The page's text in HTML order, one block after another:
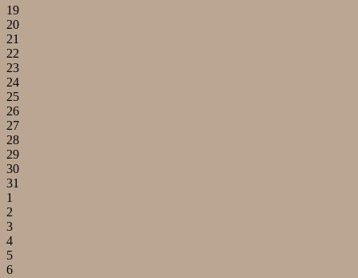
19
20
21
22
23
24
25
26
27
28
29
30
31
1
2
3
4
5
6